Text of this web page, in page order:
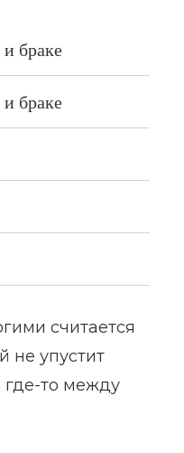
браке
браке
считается
не упустит
где-то между